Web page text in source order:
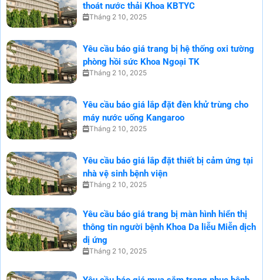
thoát nước thải Khoa KBTYC
Tháng 2 10, 2025
Yêu cầu báo giá trang bị hệ thống oxi tường
phòng hồi sức Khoa Ngoại TK
Tháng 2 10, 2025
Yêu cầu báo giá lắp đặt đèn khử trùng cho
máy nước uống Kangaroo
Tháng 2 10, 2025
Yêu cầu báo giá lắp đặt thiết bị cảm ứng tại
nhà vệ sinh bệnh viện
Tháng 2 10, 2025
Yêu cầu báo giá trang bị màn hình hiển thị
thông tin người bệnh Khoa Da liễu Miễn dịch
dị ứng
Tháng 2 10, 2025